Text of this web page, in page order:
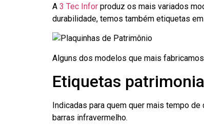
A 3 Tec Infor produz os mais variados
durabilidade, temos também etiquetas
Alguns dos modelos que mais
Etiquetas
Indicadas para quem quer mais tempo
barras infravermelho.